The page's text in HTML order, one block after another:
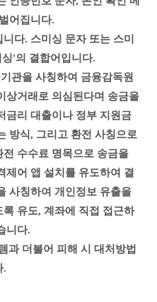
어집니다.
다. 스미싱 문자 또는 스미
'의 결합어입니다.
관을 사칭하여 금융감독원
상거래로 의심된다며 송금을
금리 대출이나 정부 지원금
방식, 그리고 환전 사칭으로
수수료 명목으로 송금을
제어 앱 설치를 유도하여 결
사칭하여 개인정보 유출을
유도, 계좌에 직접 접근하
니다.
과 더불어 피해 시 대처방법
.